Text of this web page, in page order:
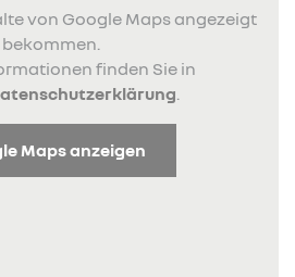
von Google Maps angezeigt
bekommen.
finden Sie in
Maps anzeigen